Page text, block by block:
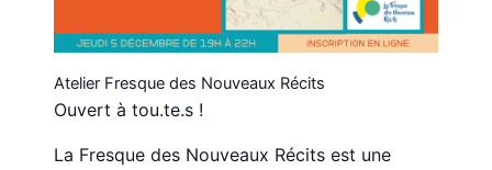
Atelier Fresque des Nouveaux Récits
Ouvert à tou.te.s !
La Fresque des Nouveaux Récits est une